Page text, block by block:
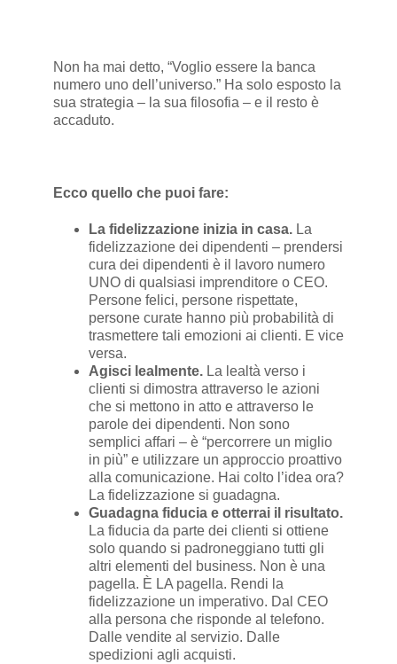
Non ha mai detto, “Voglio essere la banca
numero uno dell’universo.” Ha solo esposto la
sua strategia – la sua filosofia – e il resto è
accaduto.
Ecco quello che puoi fare:
La fidelizzazione inizia in casa. La
fidelizzazione dei dipendenti – prendersi
cura dei dipendenti è il lavoro numero
UNO di qualsiasi imprenditore o CEO.
Persone felici, persone rispettate,
persone curate hanno più probabilità di
trasmettere tali emozioni ai clienti. E vice
versa.
Agisci lealmente.La lealtà verso i
clienti si dimostra attraverso le azioni
che si mettono in atto e attraverso le
parole dei dipendenti. Non sono
semplici affari – è “percorrere un miglio
in più” e utilizzare un approccio proattivo
alla comunicazione. Hai colto l’idea ora?
La fidelizzazione si guadagna.
Guadagna fiducia e otterrai il risultato.
La fiducia da parte dei clienti si ottiene
solo quando si padroneggiano tutti gli
altri elementi del business. Non è una
pagella. È LA pagella. Rendi la
fidelizzazione un imperativo. Dal CEO
alla persona che risponde al telefono.
Dalle vendite al servizio. Dalle
spedizioni agli acquisti.